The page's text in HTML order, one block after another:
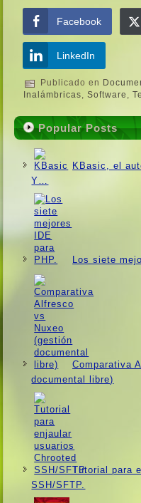
Facebook
LinkedIn
Publicado en
Inalámbricas,Software ,
Popular Posts
KBasic, el
Y…
Los siete
Comparativa
documental libre)
Tutorial para
SSH/SFTP.